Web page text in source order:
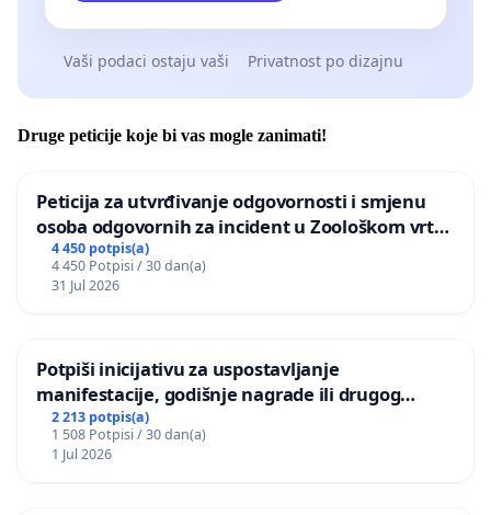
Vaši podaci ostaju vaši Privatnost po dizajnu
Druge peticije koje bi vas mogle zanimati!
Peticija za utvrđivanje odgovornosti i smjenu
osoba odgovornih za incident u Zoološkom vrtu
Grada Zagreba
4 450 potpis(a)
4 450 Potpisi / 30 dan(a)
31 Jul 2026
Potpiši inicijativu za uspostavljanje
manifestacije, godišnje nagrade ili drugog
javnog događaja „Edin Avdić“ u Sarajevu
2 213 potpis(a)
1 508 Potpisi / 30 dan(a)
1 Jul 2026